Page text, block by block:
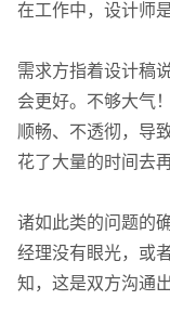
在工作中，设计师
需求方指着设计稿
会更好。不够大气
顺畅、不透彻，导
花了大量的时间去
诸如此类的问题的
经理没有眼光，或
知，这是双方沟通